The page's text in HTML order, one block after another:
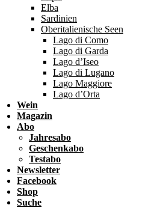
Elba
Sardinien
Oberitalienische Seen
Lago di Como
Lago di Garda
Lago d’Iseo
Lago di Lugano
Lago Maggiore
Lago d’Orta
Wein
Magazin
Abo
Jahresabo
Geschenkabo
Testabo
Newsletter
Facebook
Shop
Suche